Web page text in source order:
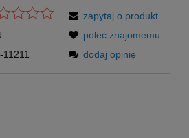
zapytaj o produkt
poleć znajomemu
dodaj opinię